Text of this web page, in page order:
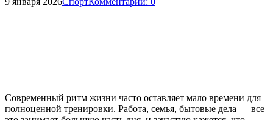
Современный ритм жизни часто оставляет мало времени для
полноценной тренировки. Работа, семья, бытовые дела — все